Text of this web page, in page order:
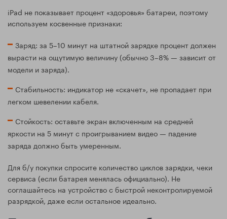
iPad не показывает процент «здоровья» батареи, поэтому
используем косвенные признаки:
Заряд: за 5–10 минут на штатной зарядке процент должен
вырасти на ощутимую величину (обычно 3–8% — зависит от
модели и заряда).
Стабильность: индикатор не «скачет», не пропадает при
легком шевелении кабеля.
Стойкость: оставьте экран включенным на средней
яркости на 5 минут с проигрыванием видео — падение
заряда должно быть умеренным.
Для б/у покупки спросите количество циклов зарядки, чеки
сервиса (если батарея менялась официально). Не
соглашайтесь на устройство с быстрой неконтролируемой
разрядкой, даже если остальное идеально.